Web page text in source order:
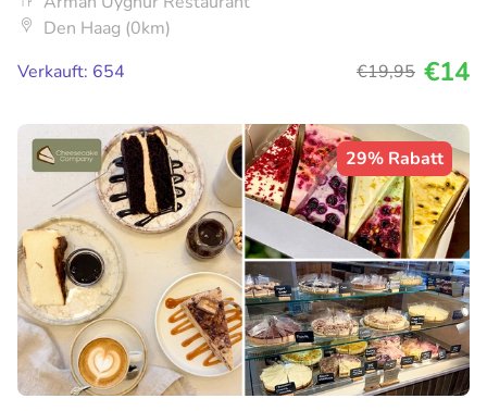
Den Haag (0km)
Verkauft: 654
€19,95 €14
29% Rabatt